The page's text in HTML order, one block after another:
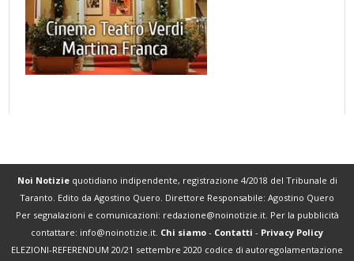
Noi Notiziequotidiano indipendente, registrazione 4/2018 del Tribunale di
Taranto. Edito da Agostino Quero. Direttore Responsabile: Agostino Quero
Per segnalazioni e comunicazioni: redazione@noinotizie.it. Per la pubblicità
contattare: info@noinotizie.it. Chi siamo - Contatti - Privacy Policy
ELEZIONI-REFERENDUM 20/21 settembre 2020 codice di autoregolamentazione